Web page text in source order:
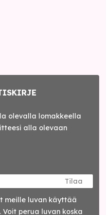
olevalla lomakkeella
alla olevaan
Tilaa
meille luvan käyttää
perua luvan koska